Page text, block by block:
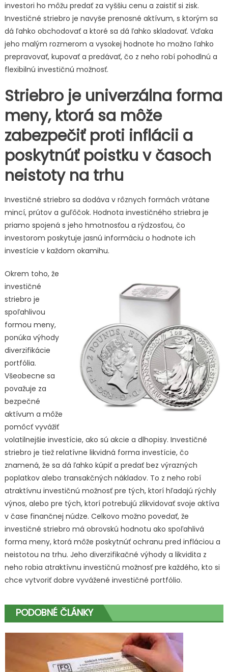
investori ho môžu predať za vyššiu cenu a zaistiť si zisk.
Investičné striebro je navyše prenosné aktívum, s ktorým sa
dá ľahko obchodovať a ktoré sa dá ľahko skladovať. Vďaka
jeho malým rozmerom a vysokej hodnote ho možno ľahko
prepravovať, kupovať a predávať, čo z neho robí pohodlnú a
flexibilnú investičnú možnosť.
Striebro je univerzálna forma
meny, ktorá sa môže
zabezpečiť proti inflácii a
poskytnúť poistku v časoch
neistoty na trhu
Investičné striebro sa dodáva v rôznych formách vrátane
mincí, prútov a guľôčok. Hodnota investičného striebra je
priamo spojená s jeho hmotnosťou a rýdzosťou, čo
investorom poskytuje jasnú informáciu o hodnote ich
investície v každom okamihu.
Okrem toho, že
investičné
striebro je
spoľahlivou
formou meny,
ponúka výhody
diverzifikácie
portfólia.
Všeobecne sa
považuje za
bezpečné
aktívum a môže
pomôcť vyvážiť
volatilnejšie investície, ako sú akcie a dlhopisy. Investičné
striebro je tiež relatívne likvidná forma investície, čo
znamená, že sa dá ľahko kúpiť a predať bez výrazných
poplatkov alebo transakčných nákladov. To z neho robí
atraktívnu investičnú možnosť pre tých, ktorí hľadajú rýchly
výnos, alebo pre tých, ktorí potrebujú zlikvidovať svoje aktíva
v čase finančnej núdze. Celkovo možno povedať, že
investičné striebro má obrovskú hodnotu ako spoľahlivá
forma meny, ktorá môže poskytnúť ochranu pred infláciou a
neistotou na trhu. Jeho diverzifikačné výhody a likvidita z
neho robia atraktívnu investičnú možnosť pre každého, kto si
chce vytvoriť dobre vyvážené investičné portfólio.
PODOBNÉ ČLÁNKY